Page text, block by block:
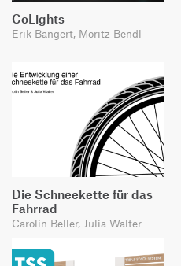
CoLights
Erik Bangert, Moritz Bendl
Die Schneekette für das
Fahrrad
Carolin Beller, Julia Walter